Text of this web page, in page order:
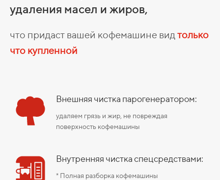
удаления масел и жиров,
что придаст вашей кофемашине вид только
что купленной
Внешняя чистка парогенератором:
удаляем грязь и жир, не повреждая
поверхность кофемашины
Внутренняя чистка спецсредствами:
* Полная разборка кофемашины